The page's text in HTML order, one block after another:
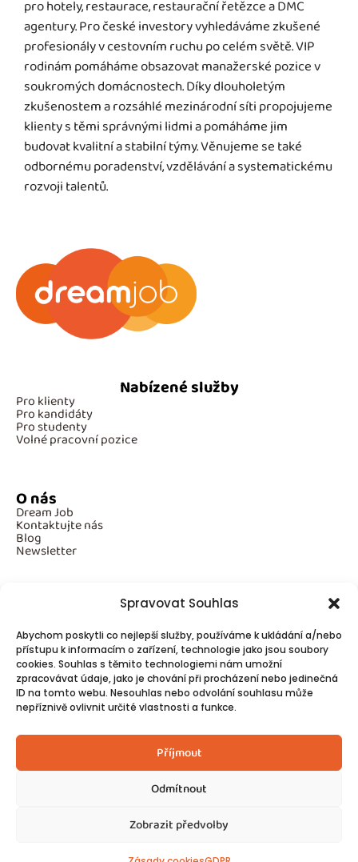
Spravovat Souhlas
Abychom poskytli co nejlepší služby, používáme k ukládání a/nebo
přístupu k informacím o zařízení, technologie jako jsou soubory
cookies. Souhlas s těmito technologiemi nám umožní
zpracovávat údaje, jako je chování při procházení nebo jedinečná
ID na tomto webu. Nesouhlas nebo odvolání souhlasu může
nepříznivě ovlivnit určité vlastnosti a funkce.
Příjmout
Odmítnout
Zobrazit předvolby
pro hotely, restaurace, restaurační řetězce a DMC
agentury. Pro české investory vyhledáváme zkušené
profesionály v cestovním ruchu po celém světě. VIP
rodinám pomáháme obsazovat manažerské pozice v
soukromých domácnostech. Díky dlouholetým
zkušenostem a rozsáhlé mezinárodní síti propojujeme
klienty s těmi správnými lidmi a pomáháme jim
budovat kvalitní a stabilní týmy. Věnujeme se také
odbornému poradenství, vzdělávání a systematickému
rozvoji talentů.
Nabízené služby
Pro klienty
Pro kandidáty
Pro studenty
Volné pracovní pozice
O nás
Dream Job
Kontaktujte nás
Blog
Newsletter
Povinné informace
GDPR
Cookies
Spojte se s námi!